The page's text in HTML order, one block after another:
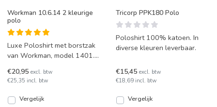
Workman 10.6.14 2 kleurige
polo
Luxe Poloshirt met borstzak
van Workman, model 1401.
graden en droogtromm
€20,95 excl. btw
€25,35 incl. btw
Vergelijk
Tricorp PPK180 Polo
Poloshirt 100% katoen. In
diverse kleuren leverbaar.
€15,45 excl. btw
€18,69 incl. btw
Vergelijk